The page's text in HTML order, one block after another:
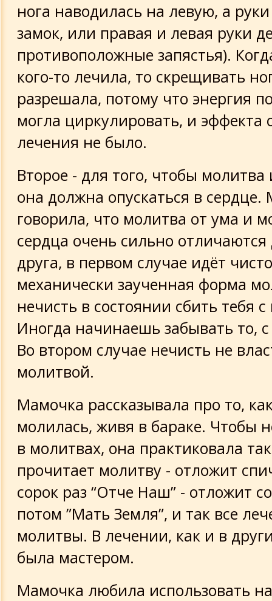
нога наводилась на левую, а
замок, или правая и левая руки
противоположные запястья).
кого-то лечила, то скрещивать
разрешала, потому что энергия
могла циркулировать, и эффекта
лечения не было.
Второе - для того, чтобы молитва
она должна опускаться в
говорила, что молитва от ума и
сердца очень сильно отличаются
друга, в первом случае идёт чисто
механически заученная форма
нечисть в состоянии сбить тебя с
Иногда начинаешь забывать то,
Во втором случае нечисть не
молитвой.
Мамочка рассказывала про то,
молилась, живя в бараке. Чтобы
в молитвах, она практиковала
прочитает молитву - отложит
сорок раз “Отче Наш” - отложит
потом ”Мать Земля”, и так все
молитвы. В лечении, как и в
была мастером.
Мамочка любила использовать